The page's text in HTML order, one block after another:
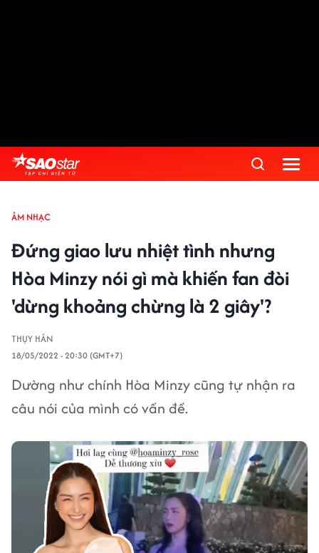
ÂM NHẠC
Đứng giao lưu nhiệt tình nhưng
Hòa Minzy nói gì mà khiến fan đòi
'dừng khoảng chừng là 2 giây'?
THỤY HÂN
18/05/2022 - 20:30 (GMT+7)
Dường như chính Hòa Minzy cũng tự nhận ra
câu nói của mình có vấn đề.